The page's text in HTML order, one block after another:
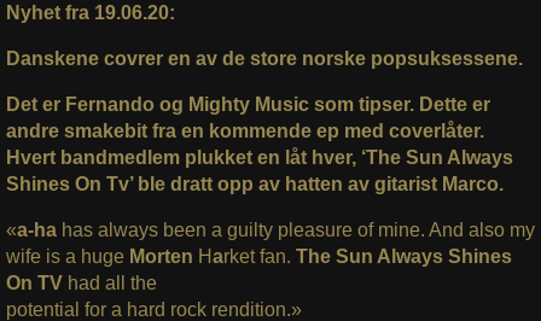
Nyhet fra 19.06.20:
Danskene covrer en av de store norske popsuksessene.
Det er Fernando og Mighty Music som tipser. Dette er
andre smakebit fra en kommende ep med coverlåter.
Hvert bandmedlem plukket en låt hver, ‘The Sun Always
Shines On Tv’ ble dratt opp av hatten av gitarist Marco.
«a-hahas always been a guilty pleasure of mine. And also my
wife is a huge Morten Harket fan. The Sun Always Shines
On TV had all the
potential for a hard rock rendition.»